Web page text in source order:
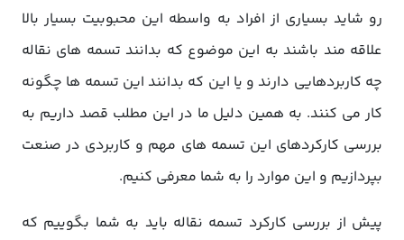
رو شاید بسیاری از افراد به واسطه این محبوبیت بسیار بالا
علاقه مند باشند به این موضوع که بدانند تسمه های نقاله
چه کاربردهایی دارند و یا این که بدانند این تسمه ها چگونه
کار می کنند. به همین دلیل ما در این مطلب قصد داریم به
بررسی کارکردهای این تسمه های مهم و کاربردی در صنعت
بپردازیم و این موارد را به شما معرفی کنیم.
پیش از بررسی کارکرد تسمه نقاله باید به شما بگوییم که